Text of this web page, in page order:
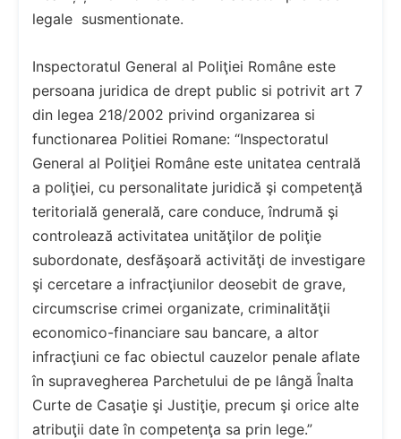
legale susmentionate.
Inspectoratul General al Poliţiei Române este
persoana juridica de drept public si potrivit art 7
din legea 218/2002 privind organizarea si
functionarea Politiei Romane: “Inspectoratul
General al Poliţiei Române este unitatea centrală
a poliţiei, cu personalitate juridică şi competenţă
teritorială generală, care conduce, îndrumă şi
controlează activitatea unităţilor de poliţie
subordonate, desfăşoară activităţi de investigare
şi cercetare a infracţiunilor deosebit de grave,
circumscrise crimei organizate, criminalităţii
economico-financiare sau bancare, a altor
infracţiuni ce fac obiectul cauzelor penale aflate
în supravegherea Parchetului de pe lângă Înalta
Curte de Casaţie şi Justiţie, precum şi orice alte
atribuţii date în competenţa sa prin lege.”